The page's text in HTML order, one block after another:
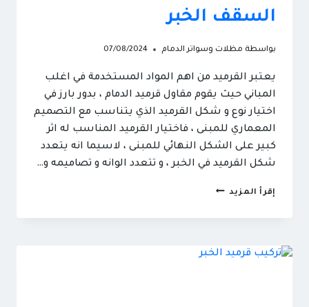
السقف الخبر
بواسطة مظلات وسواتر الدمام 07/08/2024
يعتبر القرميد من اهم المواد المستخدمة في اغلب
المباني حيث يقوم مقاول قرميد الدمام ، بدور بارز في
اختيار نوع و شكل القرميد الذي يتناسب مع التصميم
المعماري للمبنى ، فاختيار القرميد المناسب له اثر
كبير على الشكل النهائي للمبنى ، لاسيما انه يتعدد
شكل القرميد في الخبر ، و تتعدد الوانه و تصاميمه و…
إقرأ المزيدمقاول
0501492948